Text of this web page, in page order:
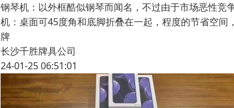
钢琴机：以外框酷似钢琴而闻名，不过由于市场恶性
机：桌面可45度角和底脚折叠在一起，程度的节省空
牌
长沙千胜牌具公司
24-01-25 06:51:01